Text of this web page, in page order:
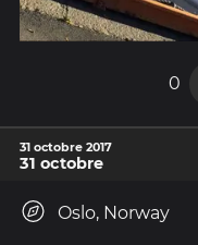
0
31 octobre 2017
31 octobre
Oslo, Norway